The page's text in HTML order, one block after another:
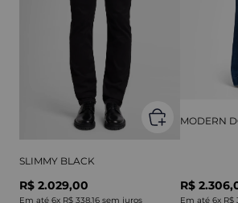
SLIMMY BLACK
R$ 2.029,00
Em até 6x R$ 338,16 sem juros
MODERN
R$
Em até 6x R$